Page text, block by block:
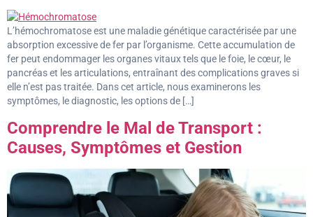
L’hémochromatose est une maladie génétique caractérisée par une
absorption excessive de fer par l’organisme. Cette accumulation de
fer peut endommager les organes vitaux tels que le foie, le cœur, le
pancréas et les articulations, entraînant des complications graves si
elle n’est pas traitée. Dans cet article, nous examinerons les
symptômes, le diagnostic, les options de […]
Comprendre le Mal de Transport :
Causes, Symptômes et Gestion